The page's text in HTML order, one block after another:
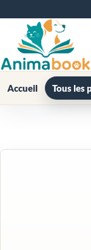
Accueil Tous les